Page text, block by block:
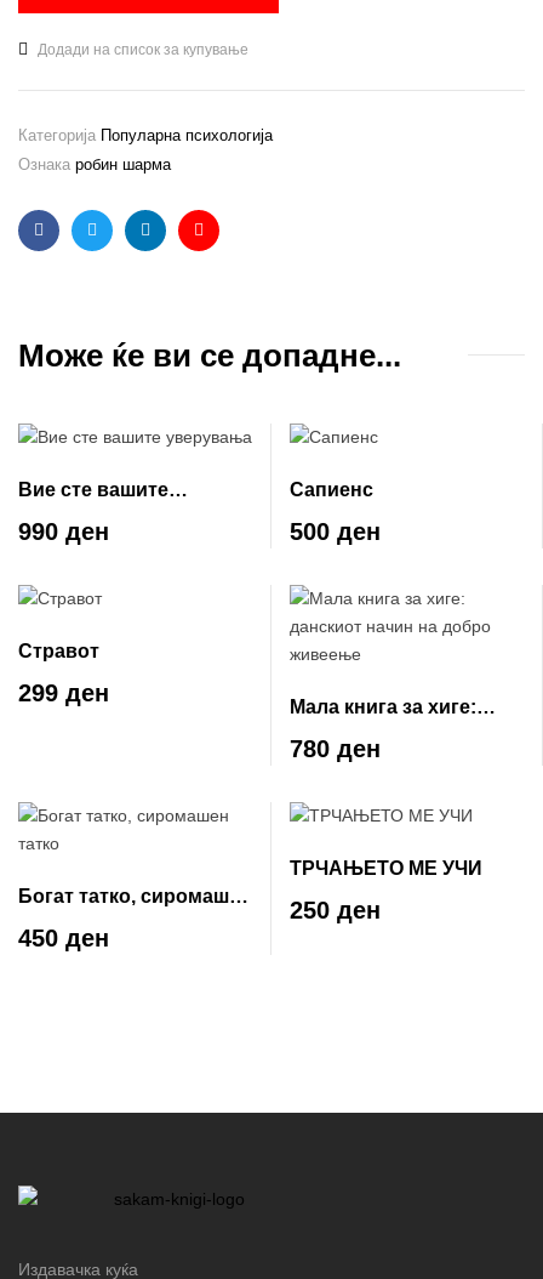
Додади на список за купување
Категорија Популарна психологија
Ознака робин шарма
FacebookTwitterLinkedinEmail
Може ќе ви се допадне...
Вие сте вашите
уверувања
990 ден
Сапиенс
500 ден
Стравот
299 ден
Мала книга за хиге:
данскиот начин на
добро живеење
780 ден
Богат татко, сиромашен
татко
450 ден
ТРЧАЊЕТО МЕ УЧИ
250 ден
Издавачка куќа